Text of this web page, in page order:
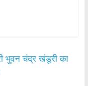
भुवन चंद्र खंडूरी का